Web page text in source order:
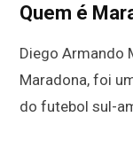
Quem é
Diego Armando
Maradona, foi
do futebol sul-